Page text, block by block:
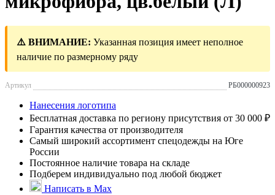
⚠️ ВНИМАНИЕ: Указанная позиция имеет неполное
наличие по размерному ряду
Артикул РБ000000923
Нанесения логотипа
Бесплатная доставка по региону присутствия от 30 000 ₽
Гарантия качества от производителя
Самый широкий ассортимент спецодежды на Юге
России
Постоянное наличие товара на складе
Подберем индивидуально под любой бюджет
Написать в Max